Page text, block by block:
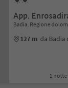
App.
Badia, Regione
127 m da Badia
1 notte